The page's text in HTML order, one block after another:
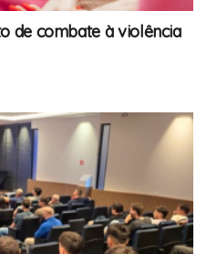
de combate à violência